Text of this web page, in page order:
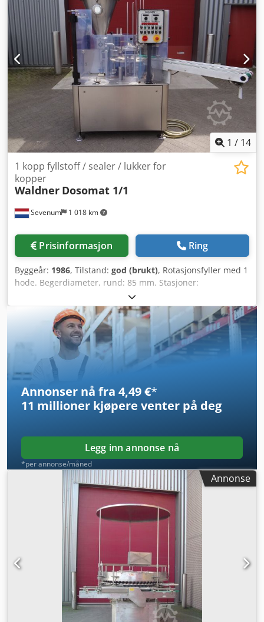
1 / 14
Sevenum 1 018 km
1 kopp fyllstoff / sealer / lukker for
kopper
Waldner Dosomat 1/1
Prisinformasjon Ring
Byggeår: 1986, Tilstand: god (brukt), Rotasjonsfyller med 1
hode. Begerdiameter, rund: 85 mm. Stasjoner:
begerutstabling, hoveddosering (150–250 ml) for viskøse
væskeprodukter, med materbeholder. Lokkutdeling med
vakuum, varmesveising, påsetting av trykklokk. Med
utmatnings-transportør. Maskinen har sikkerhetsdeksler i
pleksiglass. Styringssystem: Siemens, modell: S5. Totale
mål: 160 x 170 x 300 cm. 3 kW/230/380V. Kapasitet:
2700/time. Maskinen kan selges i eksisterende stand eller
tilpasses kundens behov. Flere bilder på forespørsel.
Chsdpfx Afslyqu Repsa
Annonser nå fra 4,49 €*
11 millioner kjøpere venter på deg
Legg inn annonse nå
*per annonse/måned
Annonse